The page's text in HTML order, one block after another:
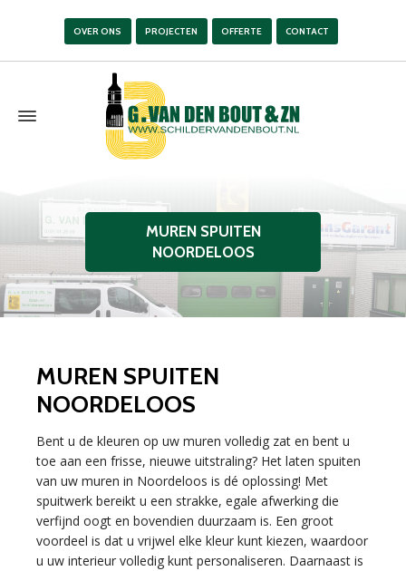
OVER ONS PROJECTEN OFFERTE CONTACT
MUREN SPUITEN
NOORDELOOS
MUREN SPUITEN
NOORDELOOS
Bent u de kleuren op uw muren volledig zat en bent u
toe aan een frisse, nieuwe uitstraling? Het laten spuiten
van uw muren in Noordeloos is dé oplossing! Met
spuitwerk bereikt u een strakke, egale afwerking die
verfijnd oogt en bovendien duurzaam is. Een groot
voordeel is dat u vrijwel elke kleur kunt kiezen, waardoor
u uw interieur volledig kunt personaliseren. Daarnaast is